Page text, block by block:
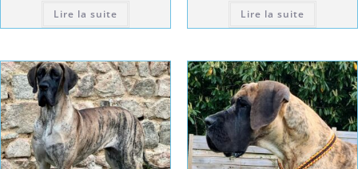
Lire la suite Lire la suite